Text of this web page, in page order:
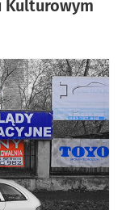
Kulturowym